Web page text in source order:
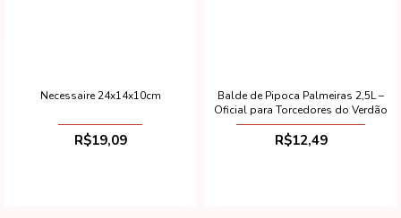
Necessaire 24x14x10cm
R$19,09
Balde de Pipoca Palmeiras 2,5L –
Oficial para Torcedores do Verdão
R$12,49